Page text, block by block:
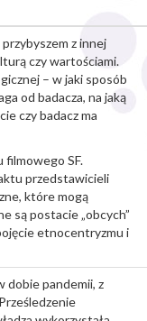
z innej
czy wartościami.
– w jaki sposób
od badacza, na jaką
czy badacz ma
filmowego SF.
przedstawicieli
które mogą
są postacie „obcych”
etnocentryzmu i
dobie pandemii, z